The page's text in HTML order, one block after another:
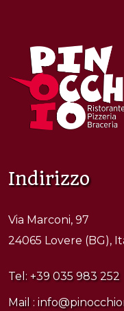
Indirizzo
Via Marconi, 97
24065 Lovere (BG),
Tel: +39 035 983 252
Mail :